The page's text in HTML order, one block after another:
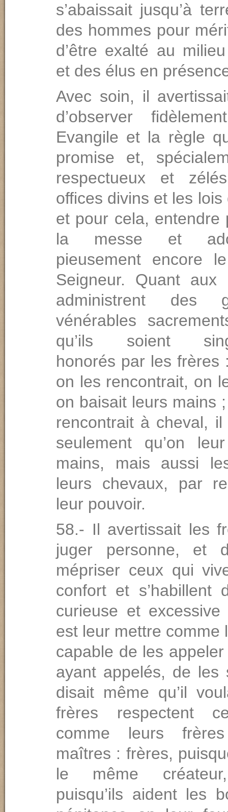
s’abaissait jusqu’à
des hommes pour
d’être exalté au
et des élus en
Avec soin, il
d’observer
Evangile et la règle
promise et,
respectueux et
offices divins et les lois
et pour cela, entendre
la messe et
pieusement encore
Seigneur. Quant aux
administrent des
vénérables
qu’ils soient
honorés par les frères
on les rencontrait, on
on baisait leurs mains
rencontrait à cheval,
seulement qu’on
mains, mais aussi
leurs chevaux, par
leur pouvoir.
58.- Il avertissait les
juger personne, et
mépriser ceux qui
confort et s’habillent
curieuse et
est leur mettre comme
capable de les
ayant appelés, de les
disait même qu’il
frères respectent
comme leurs
maîtres : frères,
le même
puisqu’ils aident les